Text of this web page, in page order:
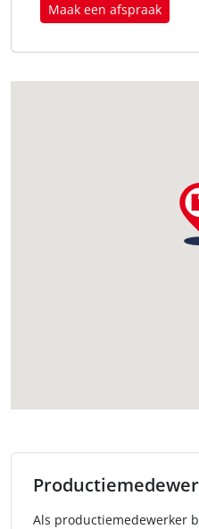
Maak een afspraak
Als productiemedewerker